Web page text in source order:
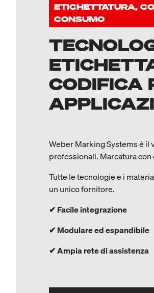
ETICHETTATURA,
CONSUMO
CODIFICA
Weber Marking Systems è
professionali. Marcatura
Tutte le tecnologie e i
un unico fornitore.
✔ Facile integrazione
✔ Modulare ed espandibile
✔Ampia rete di assistenza